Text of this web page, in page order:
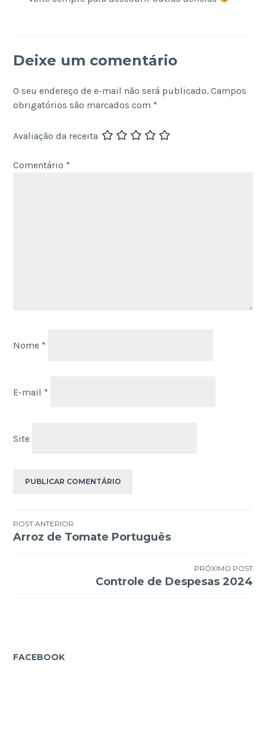
Deixe um comentário
O seu endereço de e-mail não será publicado. Campos
obrigatórios são marcados com *
Avaliação da receita
Comentário *
Nome *
E-mail *
Site
Navegação
POST ANTERIOR
Arroz de Tomate Português
PRÓXIMO POST
Controle de Despesas 2024
FACEBOOK